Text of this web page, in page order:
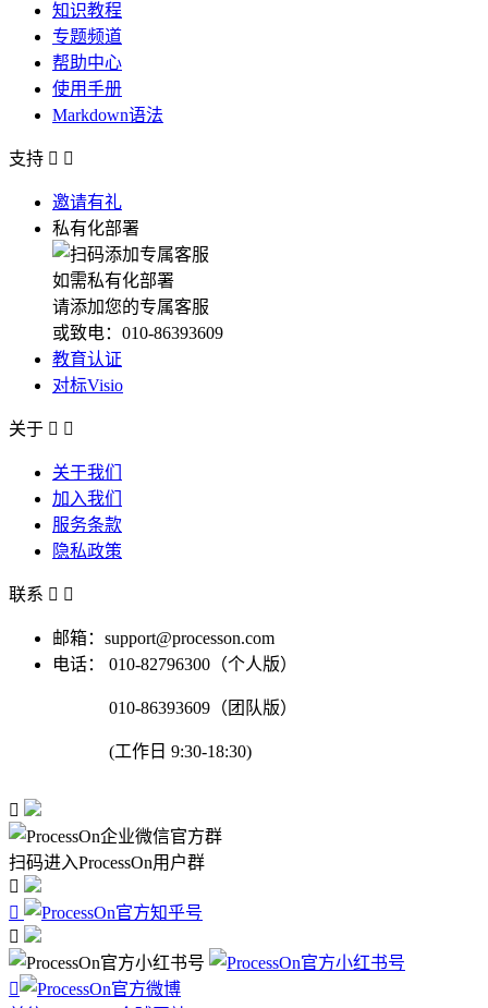
知识教程
专题频道
帮助中心
使用手册
Markdown语法
支持  
邀请有礼
私有化部署
如需私有化部署
请添加您的专属客服
或致电：010-86393609
教育认证
对标Visio
关于  
关于我们
加入我们
服务条款
隐私政策
联系  
邮箱：support@processon.com
电话：
010-82796300（个人版）
010-86393609（团队版）
(工作日 9:30-18:30)

扫码进入ProcessOn用户群



